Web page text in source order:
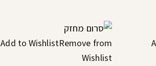
Add to WishlistRemove from
Wishlist